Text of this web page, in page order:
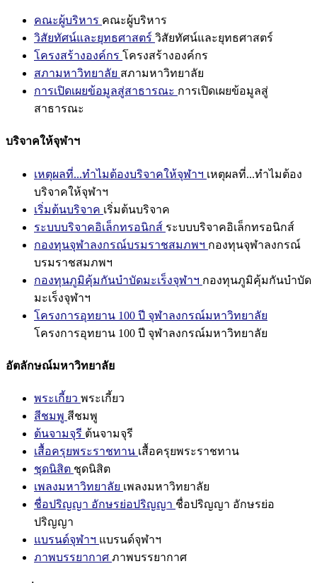
คณะผู้บริหาร คณะผู้บริหาร
วิสัยทัศน์และยุทธศาสตร์ วิสัยทัศน์และยุทธศาสตร์
โครงสร้างองค์กร โครงสร้างองค์กร
สภามหาวิทยาลัย สภามหาวิทยาลัย
การเปิดเผยข้อมูลสู่สาธารณะ การเปิดเผยข้อมูลสู่
สาธารณะ
บริจาคให้จุฬาฯ
เหตุผลที่...ทำไมต้องบริจาคให้จุฬาฯ เหตุผลที่...ทำไมต้อง
บริจาคให้จุฬาฯ
เริ่มต้นบริจาค เริ่มต้นบริจาค
ระบบบริจาคอิเล็กทรอนิกส์ ระบบบริจาคอิเล็กทรอนิกส์
กองทุนจุฬาลงกรณ์บรมราชสมภพฯ กองทุนจุฬาลงกรณ์
บรมราชสมภพฯ
กองทุนภูมิคุ้มกันบำบัดมะเร็งจุฬาฯ กองทุนภูมิคุ้มกันบำบัด
มะเร็งจุฬาฯ
โครงการอุทยาน 100 ปี จุฬาลงกรณ์มหาวิทยาลัย
โครงการอุทยาน 100 ปี จุฬาลงกรณ์มหาวิทยาลัย
อัตลักษณ์มหาวิทยาลัย
พระเกี้ยว พระเกี้ยว
สีชมพู สีชมพู
ต้นจามจุรี ต้นจามจุรี
เสื้อครุยพระราชทาน เสื้อครุยพระราชทาน
ชุดนิสิต ชุดนิสิต
เพลงมหาวิทยาลัย เพลงมหาวิทยาลัย
ชื่อปริญญา อักษรย่อปริญญา ชื่อปริญญา อักษรย่อ
ปริญญา
แบรนด์จุฬาฯ แบรนด์จุฬาฯ
ภาพบรรยากาศ ภาพบรรยากาศ